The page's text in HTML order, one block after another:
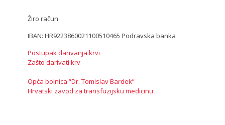
Žiro račun
IBAN: HR9223860021100510465 Podravska banka
Postupak darivanja krvi
Zašto darivati krv
Opća bolnica “Dr. Tomislav Bardek”
Hrvatski zavod za transfuzijsku medicinu